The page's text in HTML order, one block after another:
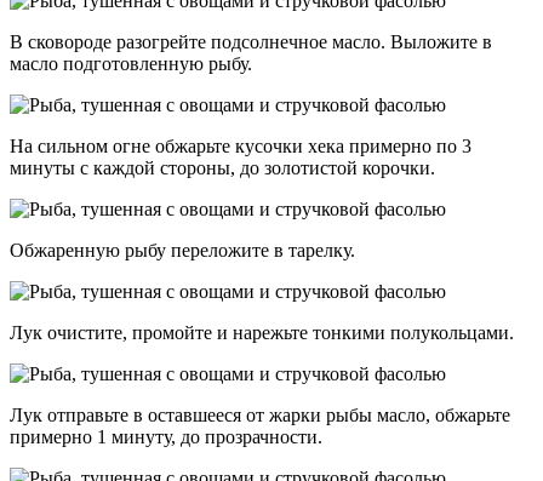
В сковороде разогрейте подсолнечное масло. Выложите в
масло подготовленную рыбу.
На сильном огне обжарьте кусочки хека примерно по 3
минуты с каждой стороны, до золотистой корочки.
Обжаренную рыбу переложите в тарелку.
Лук очистите, промойте и нарежьте тонкими полукольцами.
Лук отправьте в оставшееся от жарки рыбы масло, обжарьте
примерно 1 минуту, до прозрачности.